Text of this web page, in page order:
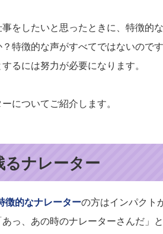
をしたいと思ったときに、特徴的
特徴的な声がすべてではないのです
るには努力が必要になります。
についてご紹介します。
るナレーター
徴的なナレーターの方はインパクト
っ、あの時のナレーターさんだ」